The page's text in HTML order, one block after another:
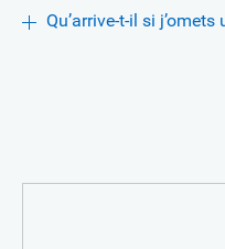
Qu’arrive-t-il si